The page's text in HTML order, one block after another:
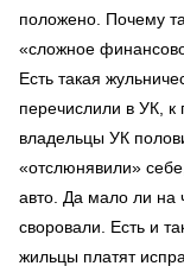
положено. Почему
«сложное
Есть такая
перечислили в УК, к
владельцы УК
«отслюнявили»
авто. Да мало ли на
своровали. Есть и
жильцы платят